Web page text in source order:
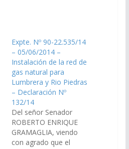
Expte. Nº 90-22.535/14
– 05/06/2014 –
Instalación de la red de
gas natural para
Lumbrera y Rio Piedras
– Declaración Nº
132/14
Del señor Senador
ROBERTO ENRIQUE
GRAMAGLIA, viendo
con agrado que el